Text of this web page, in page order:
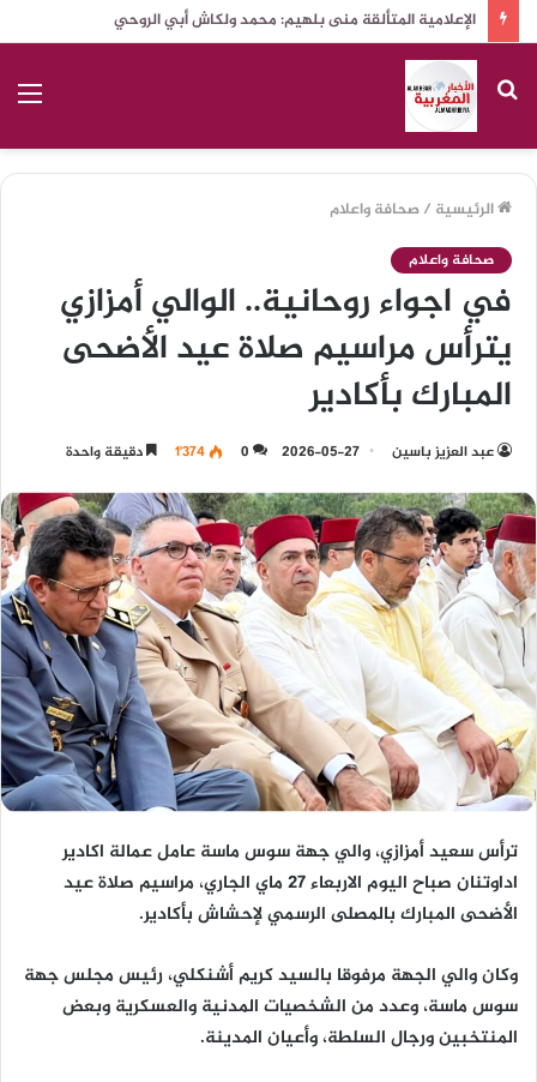
الإعلامية المتألقة منى بلهيم: محمد ولكاش أبي الروحي
بحث
عن
الرئيسية /صحافة واعلام
صحافة واعلام
في اجواء روحانية.. الوالي أمزازي
يترأس مراسيم صلاة عيد الأضحى
المبارك بأكادير
عبد العزيز باسين 2026-05-27
0 1٬374 دقيقة واحدة
ترأس سعيد أمزازي، والي جهة سوس ماسة عامل عمالة اكادير
اداوتنان صباح اليوم الاربعاء 27 ماي الجاري، مراسيم صلاة عيد
الأضحى المبارك بالمصلى الرسمي لإحشاش بأكادير.
وكان والي الجهة مرفوقا بالسيد كريم أشنكلي، رئيس مجلس جهة
سوس ماسة، وعدد من الشخصيات المدنية والعسكرية وبعض
المنتخبين ورجال السلطة، وأعيان المدينة.